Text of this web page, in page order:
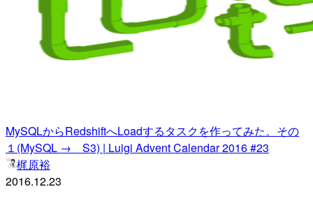
MySQLからRedshiftへLoadするタスクを作ってみた。その
１(MySQL → S3) | Luigi Advent Calendar 2016 #23
梶原裕
2016.12.23